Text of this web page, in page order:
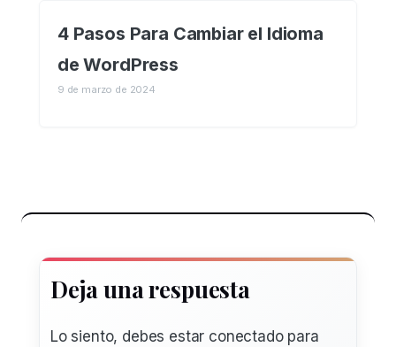
4 Pasos Para Cambiar el Idioma
de WordPress
9 de marzo de 2024
Deja una respuesta
Lo siento, debes estar conectadopara